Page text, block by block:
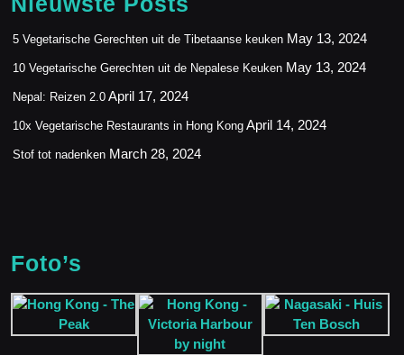
5 Vegetarische Gerechten uit de Tibetaanse keuken May 13, 2024
10 Vegetarische Gerechten uit de Nepalese Keuken May 13, 2024
Nepal: Reizen 2.0 April 17, 2024
10x Vegetarische Restaurants in Hong Kong April 14, 2024
Stof tot nadenken March 28, 2024
Foto’s